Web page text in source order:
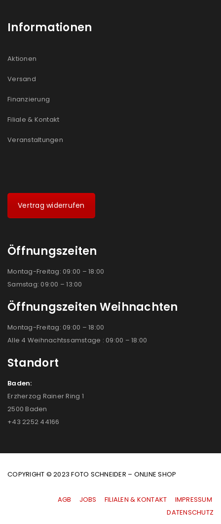
Informationen
Aktionen
Versand
Finanzierung
Filiale & Kontakt
Veranstaltungen
Vertrag widerrufen
Öffnungszeiten
Montag-Freitag: 09:00 – 18:00
Samstag: 09:00 – 13:00
Öffnungszeiten Weihnachten
Montag-Freitag: 09:00 – 18:00
Alle 4 Weihnachtssamstage : 09:00 – 18:00
Standort
Baden:
Erzherzog Rainer Ring 1
2500 Baden
+43 2252 44166
COPYRIGHT © 2023 FOTO SCHNEIDER – ONLINE SHOP
AGB JOBS FILIALEN & KONTAKT
IMPRESSUM
|DATENSCHUTZ